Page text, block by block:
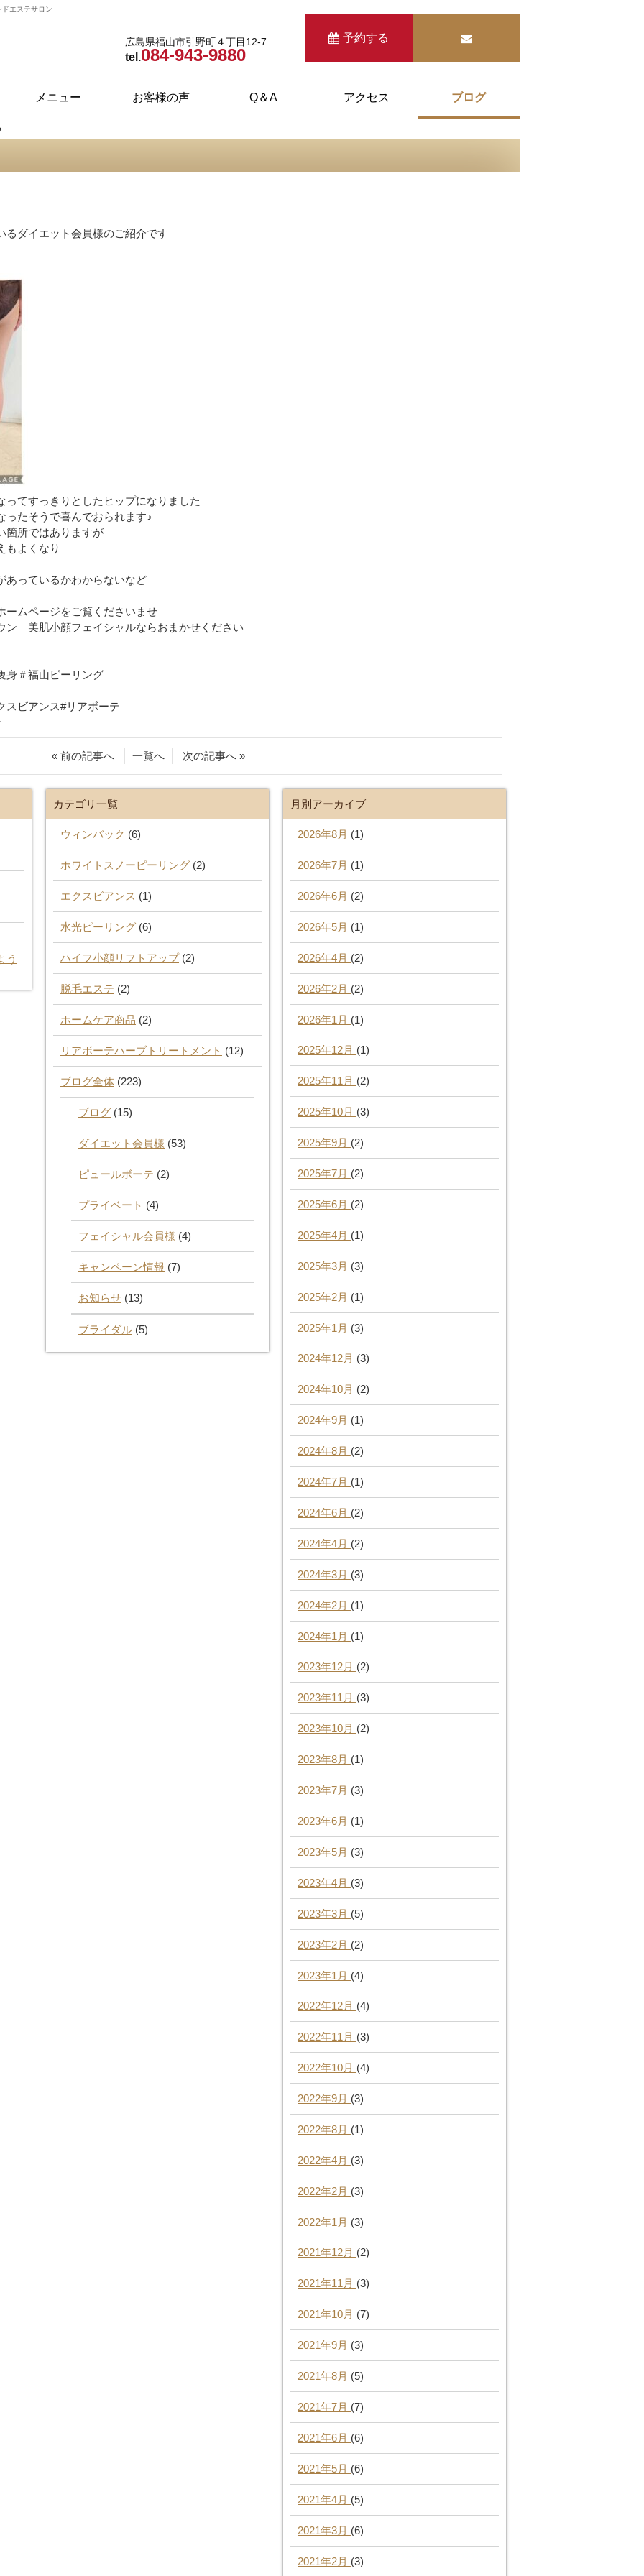
エステサロン
広島県福山市引野町４丁目12-7
tel.084-943-9880
予約する
メニュー お客様の声 Q＆A アクセス ブログ
るダイエット会員様のご紹介です
てすっきりとしたヒップになりました
ったそうで喜んでおられます♪
箇所ではありますが
もよくなり
あっているかわからないなど
ームページをご覧くださいませ
美肌小顔フェイシャルならおまかせください
身＃福山ピーリング
スビアンス#リアボーテ
« 前の記事へ 一覧へ 次の記事へ »
う
カテゴリ一覧
ウィンバック (6)
ホワイトスノーピーリング (2)
エクスビアンス (1)
水光ピーリング (6)
ハイフ小顔リフトアップ(2)
脱毛エステ (2)
ホームケア商品 (2)
リアボーテハーブトリートメント (12)
ブログ全体 (223)
ブログ (15)
ダイエット会員様 (53)
ピュールボーテ (2)
プライベート (4)
フェイシャル会員様 (4)
キャンペーン情報 (7)
お知らせ (13)
ブライダル (5)
月別アーカイブ
2026年8月 (1)
2026年7月 (1)
2026年6月 (2)
2026年5月 (1)
2026年4月 (2)
2026年2月 (2)
2026年1月 (1)
2025年12月 (1)
2025年11月 (2)
2025年10月 (3)
2025年9月 (2)
2025年7月 (2)
2025年6月 (2)
2025年4月 (1)
2025年3月 (3)
2025年2月 (1)
2025年1月 (3)
2024年12月 (3)
2024年10月 (2)
2024年9月 (1)
2024年8月 (2)
2024年7月 (1)
2024年6月 (2)
2024年4月 (2)
2024年3月 (3)
2024年2月 (1)
2024年1月 (1)
2023年12月 (2)
2023年11月 (3)
2023年10月 (2)
2023年8月 (1)
2023年7月 (3)
2023年6月 (1)
2023年5月 (3)
2023年4月 (3)
2023年3月 (5)
2023年2月 (2)
2023年1月 (4)
2022年12月 (4)
2022年11月 (3)
2022年10月 (4)
2022年9月 (3)
2022年8月 (1)
2022年4月 (3)
2022年2月 (3)
2022年1月 (3)
2021年12月 (2)
2021年11月 (3)
2021年10月 (7)
2021年9月 (3)
2021年8月 (5)
2021年7月 (7)
2021年6月 (6)
2021年5月 (6)
2021年4月 (5)
2021年3月 (6)
2021年2月 (3)